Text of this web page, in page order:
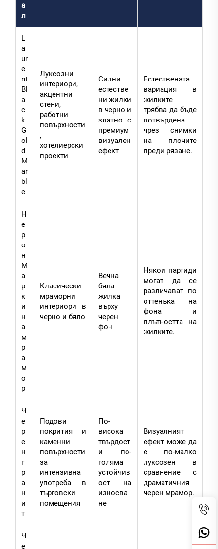
а
л
L
a
ur
e
nt
Bl
a
c
k
G
ol
d
M
ar
bl
e
Луксозни
интериори,
акцентни
стени,
работни
повърхности
,
хотелиерски
проекти
Силни
естестве
ни жилки
в черно и
златно с
премиум
визуален
ефект
Естествената
вариация в
жилките
трябва да бъде
потвърдена
чрез снимки
на плочите
преди рязане.
Н
е
р
о
н
М
а
р
к
и
н
а
м
р
а
м
о
р
Класически
мраморни
интериори в
черно и бяло
Вечна
бяла
жилка
върху
черен
фон
Някои партиди
могат да се
различават по
оттенъка на
фона и
плътността на
жилките.
Ч
е
р
е
н
г
р
а
н
и
т
Подови
покрития и
каменни
повърхности
за
интензивна
употреба в
търговски
помещения
По-
висока
твърдост
и по-
голяма
устойчив
ост на
износва
не
Визуалният
ефект може да
е по-малко
луксозен в
сравнение с
драматичния
черен мрамор.
Ч
е